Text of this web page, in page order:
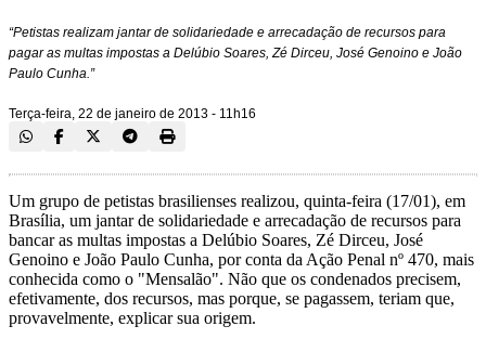
“Petistas realizam jantar de solidariedade e arrecadação de recursos para
pagar as multas impostas a Delúbio Soares, Zé Dirceu, José Genoino e João
Paulo Cunha.”
Terça-feira, 22 de janeiro de 2013 - 11h16
Um grupo de petistas brasilienses realizou, quinta-feira (17/01), em
Brasília, um jantar de solidariedade e arrecadação de recursos para
bancar as multas impostas a Delúbio Soares, Zé Dirceu, José
Genoino e João Paulo Cunha, por conta da Ação Penal nº 470, mais
conhecida como o "Mensalão". Não que os condenados precisem,
efetivamente, dos recursos, mas porque, se pagassem, teriam que,
provavelmente, explicar sua origem.